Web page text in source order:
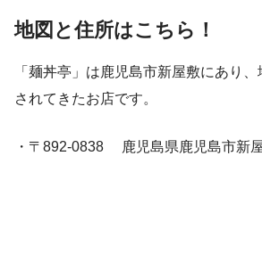
地図と住所はこちら！
「麺丼亭」は鹿児島市新屋敷にあり
されてきたお店です。
・〒892-0838 鹿児島県鹿児島市新